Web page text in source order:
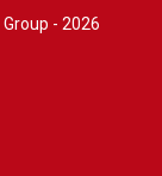
- 2026